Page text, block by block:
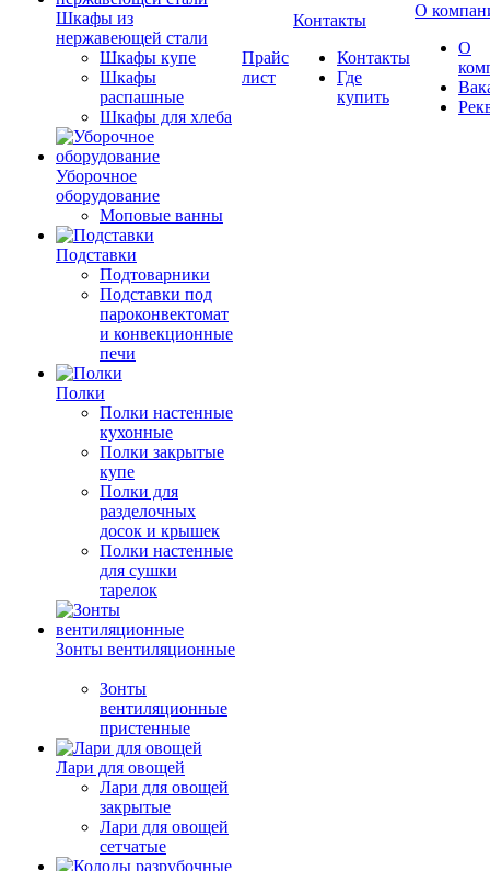
Шкафы из
нержавеющей стали
Шкафы купе
Шкафы
распашные
Шкафы для хлеба
Уборочное
оборудование
Моповые ванны
Подставки
Подтоварники
Подставки под
пароконвектомат
и конвекционные
печи
Полки
Полки настенные
кухонные
Полки закрытые
купе
Полки для
разделочных
досок и крышек
Полки настенные
для сушки
тарелок
Зонты вентиляционные
Зонты
вентиляционные
пристенные
Лари для овощей
Лари для овощей
закрытые
Лари для овощей
сетчатые
Прайс
лист
Контакты
Контакты
Где
купить
О
О